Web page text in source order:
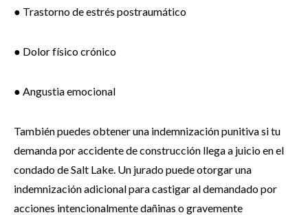
● Trastorno de estrés postraumático
● Dolor físico crónico
● Angustia emocional
También puedes obtener una indemnización punitiva si tu
demanda por accidente de construcción llega a juicio en el
condado de Salt Lake. Un jurado puede otorgar una
indemnización adicional para castigar al demandado por
acciones intencionalmente dañinas o gravemente